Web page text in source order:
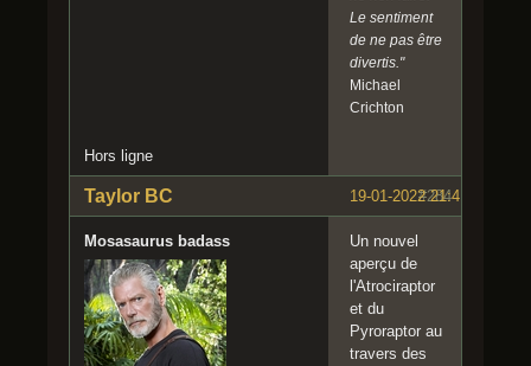
Le sentiment
de ne pas être
divertis."
Michael
Crichton
Hors ligne
#284
19-01-2022 21:41:05
Taylor BC
Mosasaurus badass
Un nouvel
aperçu de
l'Atrociraptor
et du
Pyroraptor au
travers des